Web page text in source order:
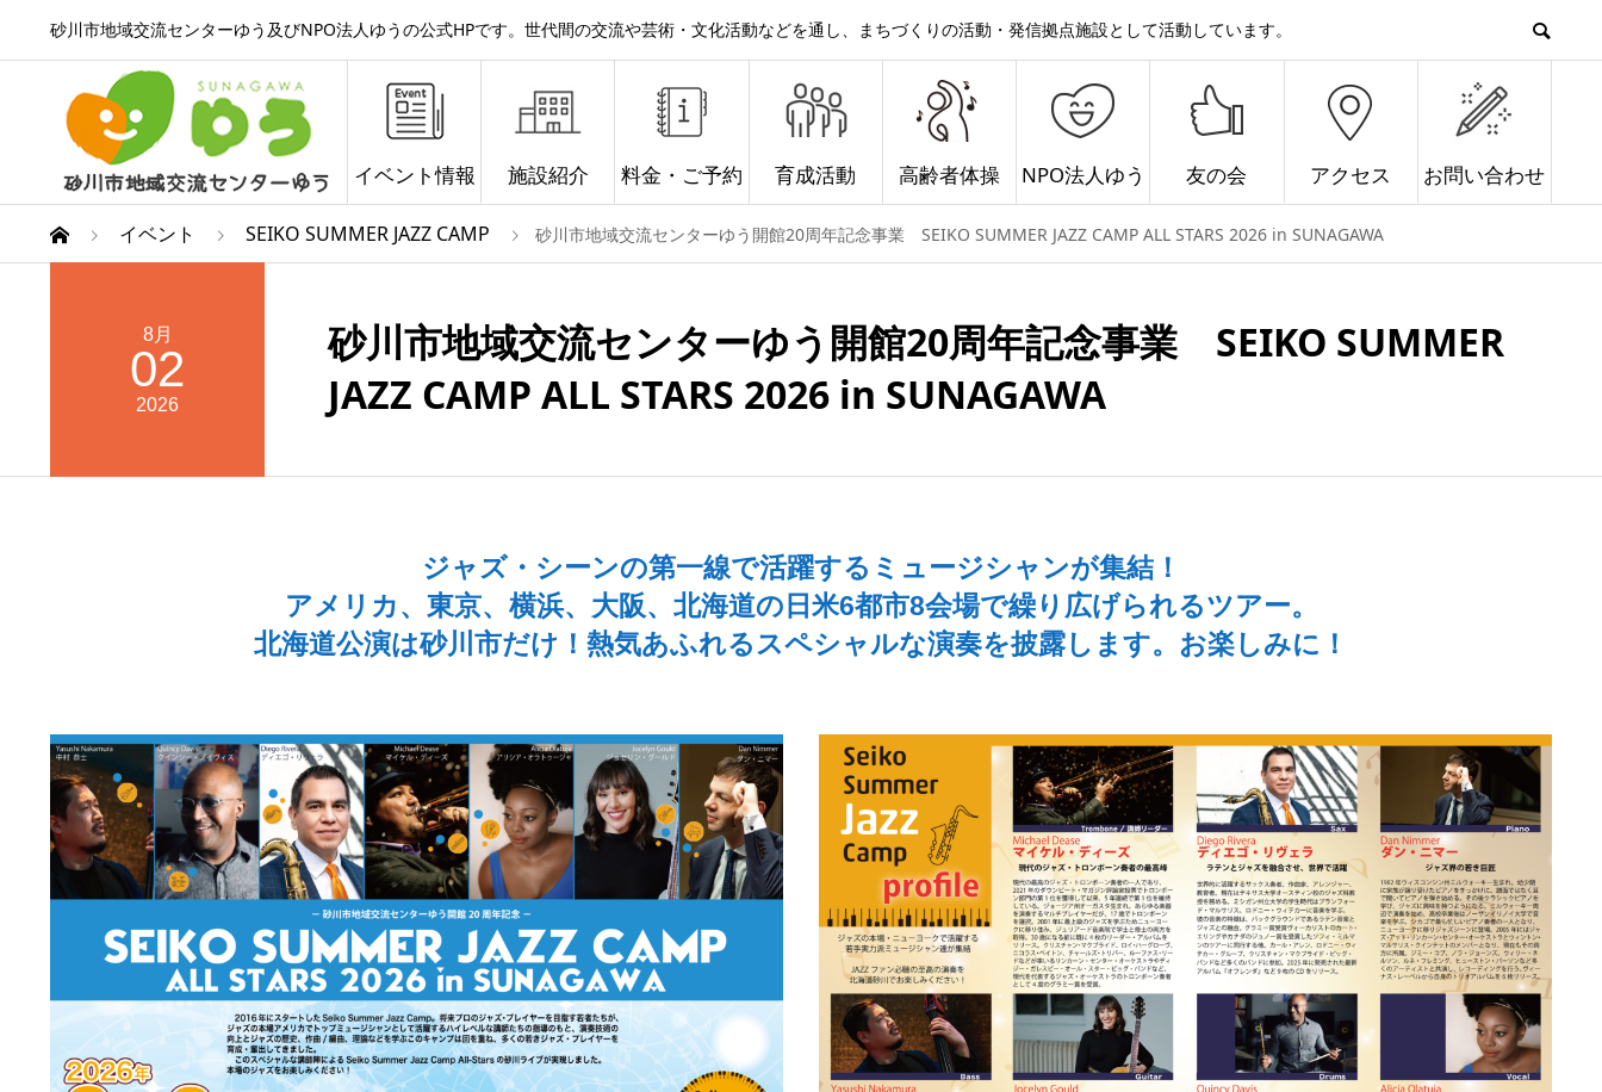
砂川市地域交流センターゆう及びNPO法人ゆうの公式HPです。世代間の交流や芸術・文化活動などを通し、まちづくりの活動・発信拠点施設として活動しています。
イベント情報 施設紹介 料金・ご予約 育成活動 高齢者体操 NPO法人ゆう 友の会 アクセス お問い合わせ
イベント SEIKO SUMMER JAZZ CAMP 砂川市地域交流センターゆう開館20周年記念事業 SEIKO SUMMER JAZZ CAMP ALL STARS 2026 in SUNAGAWA
8月
02
2026
砂川市地域交流センターゆう開館20周年記念事業 SEIKO SUMMER
JAZZ CAMP ALL STARS 2026 in SUNAGAWA
ジャズ・シーンの第一線で活躍するミュージシャンが集結！
アメリカ、東京、横浜、大阪、北海道の日米6都市8会場で繰り広げられるツアー。
北海道公演は砂川市だけ！熱気あふれるスペシャルな演奏を披露します。お楽しみに！